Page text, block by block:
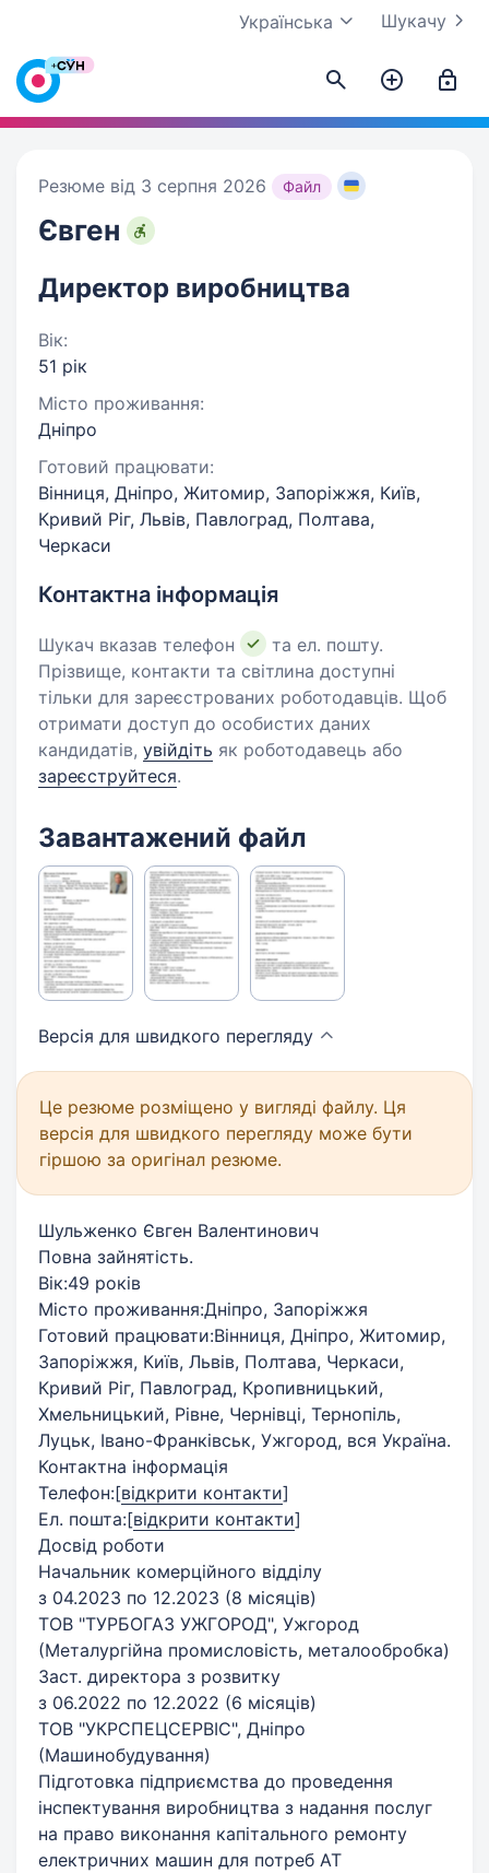
Шукачу
Українська
Резюме від 3 серпня 2026 Файл
Євген
Директор виробництва
Вік:
51 рік
Місто проживання:
Дніпро
Готовий працювати:
Вінниця, Дніпро, Житомир, Запоріжжя, Київ,
Кривий Ріг, Львів, Павлоград, Полтава,
Черкаси
Контактна інформація
Шукач вказав телефон
та ел. пошту.
Прізвище, контакти та світлина доступні
тільки для зареєстрованих роботодавців. Щоб
отримати доступ до особистих даних
кандидатів, увійдіть як роботодавець або
зареєструйтеся.
Завантажений файл
Версія для швидкого перегляду
Це резюме розміщено у вигляді файлу. Ця
версія для швидкого перегляду може бути
гіршою за оригінал резюме.
Шульженко Євген Валентинович
Повна зайнятість.
Вік:49 років
Місто проживання:Дніпро, Запоріжжя
Готовий працювати:Вінниця, Дніпро, Житомир,
Запоріжжя, Київ, Львів, Полтава, Черкаси,
Кривий Ріг, Павлоград, Кропивницький,
Хмельницький, Рівне, Чернівці, Тернопіль,
Луцьк, Івано-Франківськ, Ужгород, вся Україна.
Контактна інформація
Телефон:[відкрити контакти]
Ел. пошта:[відкрити контакти]
Досвід роботи
Начальник комерційного відділу
з 04.2023 по 12.2023 (8 місяців)
ТОВ "ТУРБОГАЗ УЖГОРОД", Ужгород
(Металургійна промисловість, металообробка)
Заст. директора з розвитку
з 06.2022 по 12.2022 (6 місяців)
ТОВ "УКРСПЕЦСЕРВІС", Дніпро
(Машинобудування)
Підготовка підприємства до проведення
інспектування виробництва з надання послуг
на право виконання капітального ремонту
електричних машин для потреб АТ